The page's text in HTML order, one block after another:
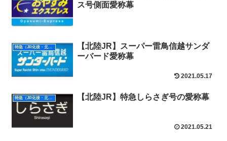
ス号側面愛称幕
特急（JR化後・北陸）
【北陸JR】スーパー雷鳥信越サンダ
ーバード愛称幕
2021.05.17
特急（JR化後・北陸） 【北陸JR】特急しらさぎ号の愛称幕
2021.05.21